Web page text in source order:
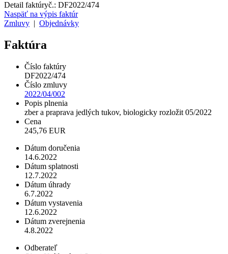
Detail faktúryč.: DF2022/474
Naspäť na výpis faktúr
Zmluvy
Objednávky
Faktúra
Číslo faktúry
DF2022/474
Číslo zmluvy
2022/04/002
Popis plnenia
zber a praprava jedlých tukov, biologicky rozložit 05/2022
Cena
245,76 EUR
Dátum doručenia
14.6.2022
Dátum splatnosti
12.7.2022
Dátum úhrady
6.7.2022
Dátum vystavenia
12.6.2022
Dátum zverejnenia
4.8.2022
Odberateľ